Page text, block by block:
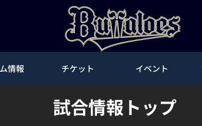
情報 チケット イベント
試合情報トップ